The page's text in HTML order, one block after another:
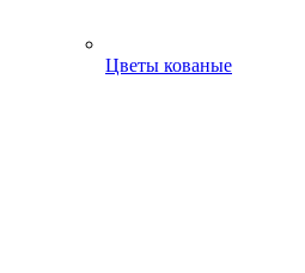
Цветы кованые